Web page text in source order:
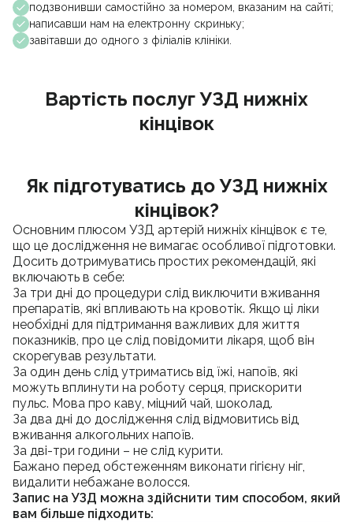
подзвонивши самостійно за номером, вказаним на сайті;
написавши нам на електронну скриньку;
завітавши до одного з філіалів клініки.
Вартість послуг УЗД нижніх
кінцівок
Як підготуватись до УЗД нижніх
кінцівок?
Основним плюсом УЗД артерій нижніх кінцівок є те,
що це дослідження не вимагає особливої підготовки.
Досить дотримуватись простих рекомендацій, які
включають в себе:
За три дні до процедури слід виключити вживання
препаратів, які впливають на кровотік. Якщо ці ліки
необхідні для підтримання важливих для життя
показників, про це слід повідомити лікаря, щоб він
скорегував результати.
За один день слід утриматись від їжі, напоїв, які
можуть вплинути на роботу серця, прискорити
пульс. Мова про каву, міцний чай, шоколад.
За два дні до дослідження слід відмовитись від
вживання алкогольних напоїв.
За дві-три години – не слід курити.
Бажано перед обстеженням виконати гігієну ніг,
видалити небажане волосся.
Запис на УЗД можна здійснити тим способом, який
вам більше підходить: